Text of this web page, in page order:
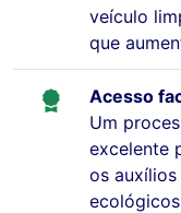
veículo
que
Acesso
Um
excelente
os